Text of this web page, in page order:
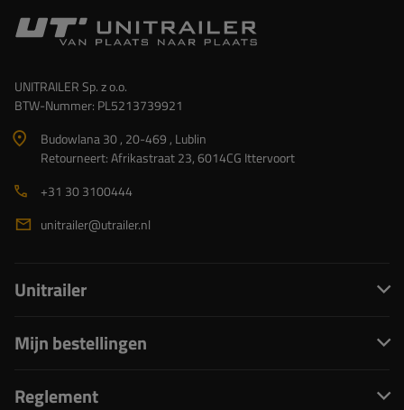
UNITRAILER Sp. z o.o.
BTW-Nummer: PL5213739921
Budowlana 30 , 20-469 , Lublin
Retourneert: Afrikastraat 23, 6014CG Ittervoort
+31 30 3100444
unitrailer@utrailer.nl
Unitrailer
Mijn bestellingen
Reglement